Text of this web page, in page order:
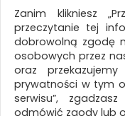
KATEGORIE
WSZYSTKIE
FILTRY
Zanim klikniesz
przeczytanie tej
dobrowolną zgodę
osobowych przez
oraz
prywatności w tym o
serwisu”,
odmówić zgody lub